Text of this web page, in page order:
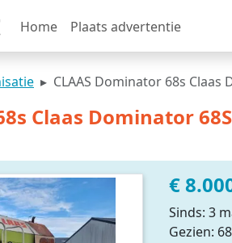
Home Plaats advertentie
CLAAS Dominator 68s
Claas Dominator
€
Sinds: 3
Gezien: